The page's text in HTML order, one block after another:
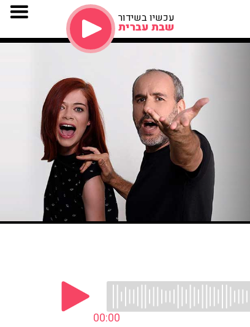
עכשיו בשידור
שבת עברית
00:00